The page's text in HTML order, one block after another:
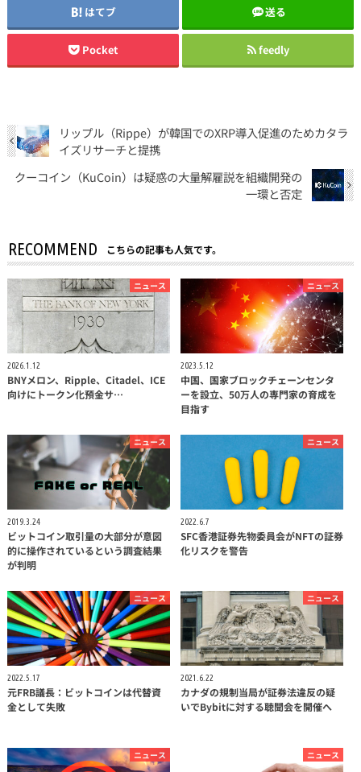
はてブ 送る
Pocket feedly
リップル（Rippe）が韓国でのXRP導入促進のためカタラ
イズリサーチと提携
クーコイン（KuCoin）は疑惑の大量解雇説を組織開発の
一環と否定
RECOMMEND こちらの記事も人気です。
ニュース
2026.1.12
BNYメロン、Ripple、Citadel、ICE
向けにトークン化預金サ…
ニュース
2023.5.12
中国、国家ブロックチェーンセンタ
ーを設立、50万人の専門家の育成を
目指す
ニュース
2019.3.24
ビットコイン取引量の大部分が意図
的に操作されているという調査結果
が判明
ニュース
2022.6.7
SFC香港証券先物委員会がNFTの証券
化リスクを警告
ニュース
2022.5.17
元FRB議長：ビットコインは代替資
金として失敗
ニュース
2021.6.22
カナダの規制当局が証券法違反の疑
いでBybitに対する聴聞会を開催へ
ニュース ニュース